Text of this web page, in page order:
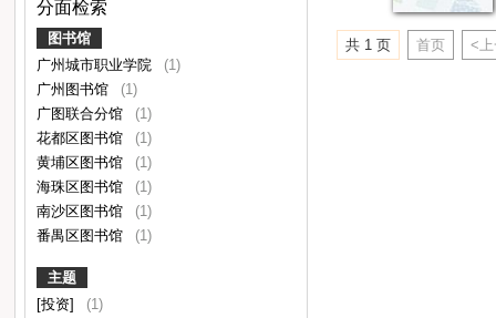
分面检索
图书馆
广州城市职业学院
(1)
广州图书馆
(1)
广图联合分馆
(1)
花都区图书馆
(1)
黄埔区图书馆
(1)
海珠区图书馆
(1)
南沙区图书馆
(1)
番禺区图书馆
(1)
主题
[投资]
(1)
共 1 页 首页 <